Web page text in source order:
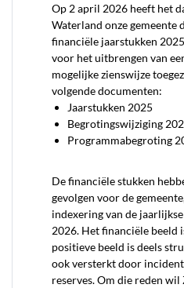
Op 2 april 2026 heeft het
Waterland onze gemeente
financiële jaarstukken
voor het uitbrengen van
mogelijke zienswijze
volgende documenten:
Jaarstukken 2025
Begrotingswijziging
Programmabegroting
De financiële stukken
gevolgen voor de
indexering van de
2026. Het financiële beeld
positieve beeld is deels
ook versterkt door
reserves. Om die reden